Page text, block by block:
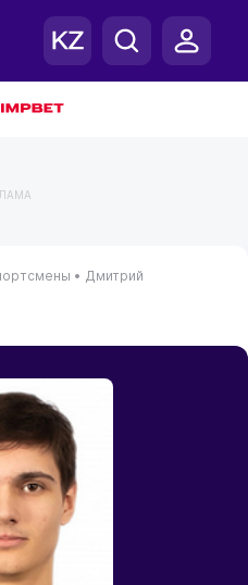
• Дмитрий